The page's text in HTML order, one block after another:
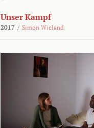
Unser Kampf
2017 / Simon Wieland